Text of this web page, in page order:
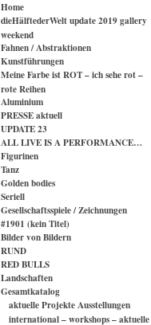
Home
dieHälftederWelt update 2019 gallery
weekend
Fahnen / Abstraktionen
Kunstführungen
Meine Farbe ist ROT – ich sehe rot –
rote Reihen
Aluminium
PRESSE aktuell
UPDATE 23
ALL LIVE IS A PERFORMANCE…
Figurinen
Tanz
Golden bodies
Seriell
Gesellschaftsspiele / Zeichnungen
#1901 (kein Titel)
Bilder von Bildern
RUND
RED BULLS
Landschaften
Gesamtkatalog
aktuelle Projekte Ausstellungen
international – workshops – aktuelle